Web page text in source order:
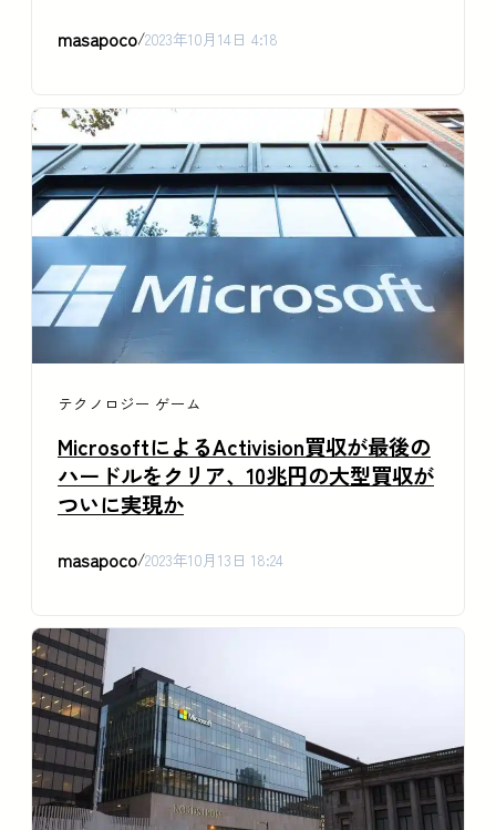
masapoco/2023年10月14日 4:18
テクノロジー ゲーム
MicrosoftによるActivision買収が最後の
ハードルをクリア、10兆円の大型買収が
ついに実現か
masapoco/2023年10月13日 18:24